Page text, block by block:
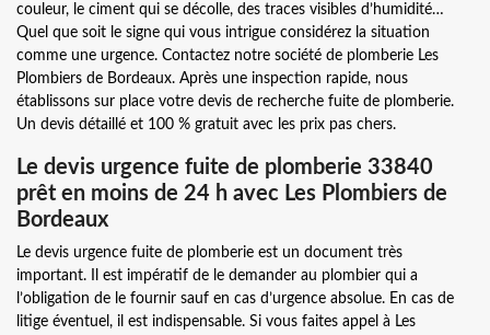
couleur, le ciment qui se décolle, des traces visibles d’humidité…
Quel que soit le signe qui vous intrigue considérez la situation
comme une urgence. Contactez notre société de plomberie Les
Plombiers de Bordeaux. Après une inspection rapide, nous
établissons sur place votre devis de recherche fuite de plomberie.
Un devis détaillé et 100 % gratuit avec les prix pas chers.
Le devis urgence fuite de plomberie 33840
prêt en moins de 24 h avec Les Plombiers de
Bordeaux
Le devis urgence fuite de plomberie est un document très
important. Il est impératif de le demander au plombier qui a
l’obligation de le fournir sauf en cas d’urgence absolue. En cas de
litige éventuel, il est indispensable. Si vous faites appel à Les